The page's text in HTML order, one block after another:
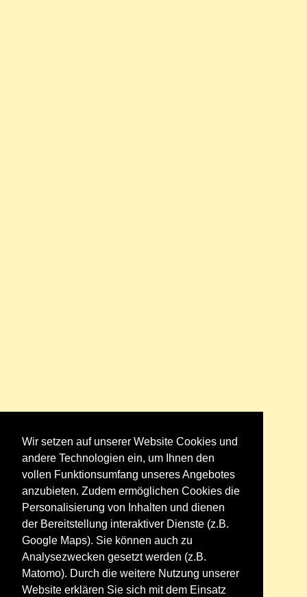
Wir setzen auf unserer Website Cookies und
andere Technologien ein, um Ihnen den
vollen Funktionsumfang unseres Angebotes
anzubieten. Zudem ermöglichen Cookies die
Personalisierung von Inhalten und dienen
der Bereitstellung interaktiver Dienste (z.B.
Google Maps). Sie können auch zu
Analysezwecken gesetzt werden (z.B.
Matomo). Durch die weitere Nutzung unserer
Website erklären Sie sich mit dem Einsatz